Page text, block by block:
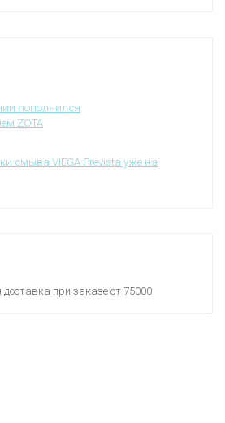
пополнился
ZOTA
смыва VIEGA Prevista уже на
доставка при заказе от 75000